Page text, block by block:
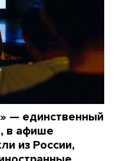
— единственный
в афише
из России,